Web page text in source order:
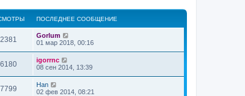
ПОСЛЕДНЕЕ СООБЩЕНИЕ
Gorlum
01 мар 2018, 00:16
igorrnc
08 сен 2014, 13:39
Han
02 фев 2014, 08:21